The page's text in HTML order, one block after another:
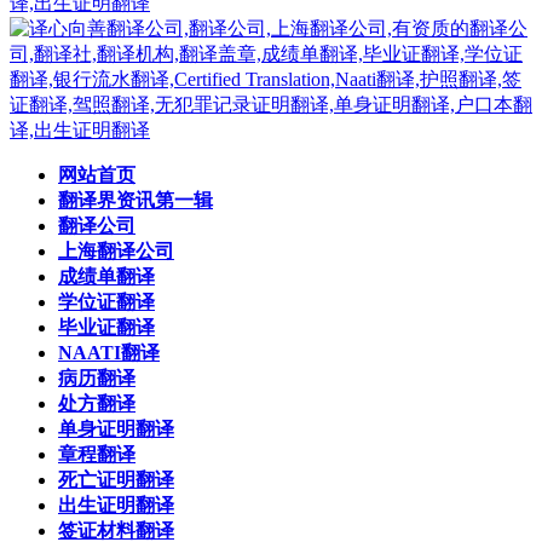
网站首页
翻译界资讯第一辑
翻译公司
上海翻译公司
成绩单翻译
学位证翻译
毕业证翻译
NAATI翻译
病历翻译
处方翻译
单身证明翻译
章程翻译
死亡证明翻译
出生证明翻译
签证材料翻译